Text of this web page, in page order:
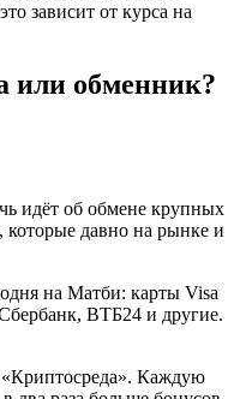
зависит от курса на
или обменник?
идёт об обмене крупных
давно на рынке и
на Матби: карты Visa
ВТБ24 и другие.
Каждую